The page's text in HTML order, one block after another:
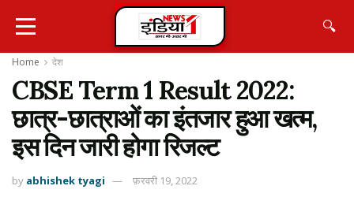
🔍
Home देश
​CBSE Term 1 Result 2022:
छात्र-छात्राओं का इंतजार हुआ खत्म,
इस दिन जारी होगा रिजल्ट
by abhishek tyagi फ़रवरी 19, 2022